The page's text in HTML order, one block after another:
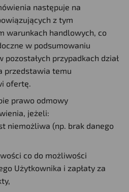
następuje na
z tym
warunkach handlowych, co
w podsumowaniu
pozostałych przypadkach dział
przedstawia temu
ofertę.
prawo odmowy
jeżeli:
niemożliwa (np. brak danego
co do możliwości
Użytkownika i zapłaty za